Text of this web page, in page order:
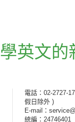
學英文的
電話：02-2727-
假日除外 )
E-mail：
統編：24746401